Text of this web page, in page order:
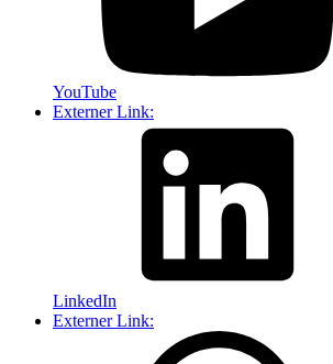
YouTube
Externer Link:
LinkedIn
Externer Link: